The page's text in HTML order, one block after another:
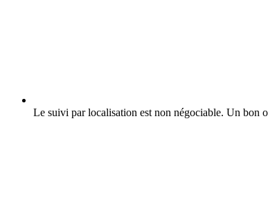
Le suivi par localisation est non négociable. Un bon